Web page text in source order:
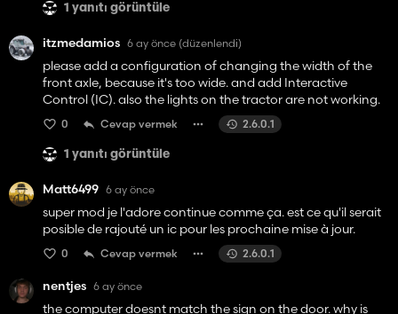
1 yanıtı görüntüle
itzmedamios 6 ay önce (düzenlendi)
please add a configuration of changing the width of the
front axle, because it's too wide. and add Interactive
Control (IC). also the lights on the tractor are not working.
0 Cevap vermek 2.6.0.1
1 yanıtı görüntüle
Matt6499 6 ay önce
super mod je l'adore continue comme ça. est ce qu'il serait
posible de rajouté un ic pour les prochaine mise à jour.
0 Cevap vermek 2.6.0.1
nentjes 6 ay önce
the computer doesnt match the sign on the door. why is